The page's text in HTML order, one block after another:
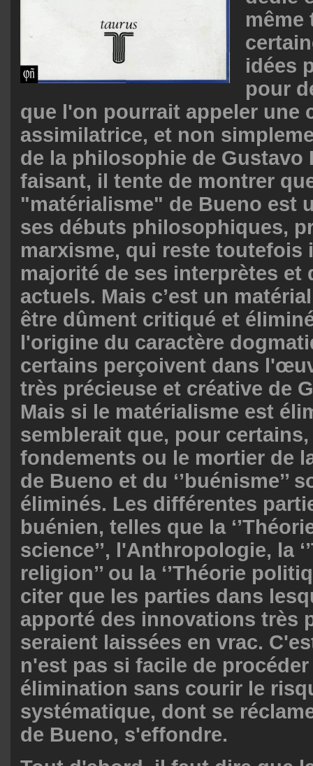
même
idées
pour
que l'on pourrait appeler une
assimilatrice, et non
de la philosophie de Gustavo
faisant, il tente de montrer
"matérialisme" de Bueno est
ses débuts philosophiques,
marxisme, qui reste toutefois
majorité de ses interprètes et
actuels. Mais c’est un
être dûment critiqué et
l'origine du caractère
certains perçoivent dans
très précieuse et créative de
Mais si le matérialisme est
semblerait que, pour
fondements ou le mortier de
de Bueno et du ‘’buénisme’’
éliminés. Les différentes
buénien, telles que la
science’’, l'Anthropologie, la
religion’’ ou la ‘’Théorie
citer que les parties dans
apporté des innovations très
seraient laissées en vrac.
n'est pas si facile de
élimination sans courir le
systématique, dont se
de Bueno, s'effondre.